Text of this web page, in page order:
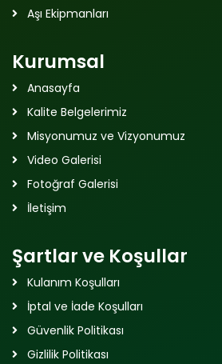
Aşı Ekipmanları
Kurumsal
Anasayfa
Kalite Belgelerimiz
Misyonumuz ve Vizyonumuz
Video Galerisi
Fotoğraf Galerisi
İletişim
Şartlar ve Koşullar
Kulanım Koşulları
İptal ve İade Koşulları
Güvenlik Politikası
Gizlilik Politikası